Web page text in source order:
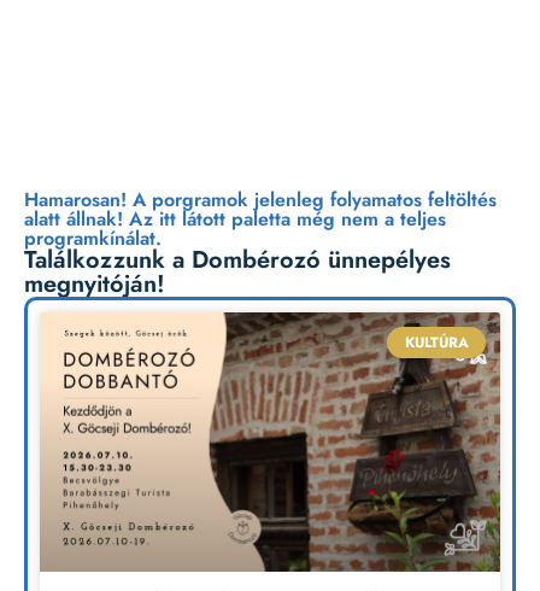
Hamarosan! A porgramok jelenleg folyamatos feltöltés
alatt állnak! Az itt látott paletta még nem a teljes
programkínálat.
Találkozzunk a Dombérozó ünnepélyes
megnyitóján!
KULTÚRA